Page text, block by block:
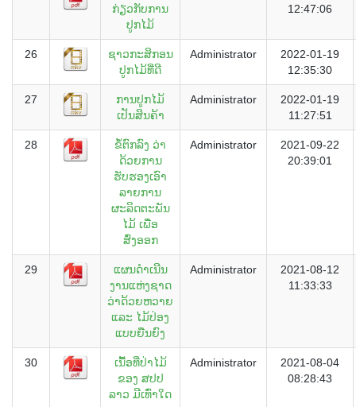
ກ່ຽວກັບການ
ປູກໄມ້
12:47:06
26
ຊາວກະສິກອນ
ປູກໄມ້ທີ່ດີ
Administrator
2022-01-19
12:35:30
27
ການປູກໄມ້
ເປັນສິນຄ້າ
Administrator
2022-01-19
11:27:51
28
ຂໍ້ຕົກລົງ ວ່າ
ດ້ວຍການ
ຮັບຮອງເອົາ
ລາຍການ
ຜະລິດຕະພັນ
ໄມ້ ເພື່ອ
ສົ່ງອອກ
Administrator
2021-09-22
20:39:01
29
ແຜນດໍາເນີນ
ງານແຫ່ງຊາດ
ວ່າດ້ວຍຫວາຍ
ແລະ ໄມ້ປ່ອງ
ແບບຍືນຍົງ
Administrator
2021-08-12
11:33:33
30
ເນື້ອທີ່ປ່າໄມ້
ຂອງ ສປປ
ລາວ ມີເທົ່າໃດ
Administrator
2021-08-04
08:28:43